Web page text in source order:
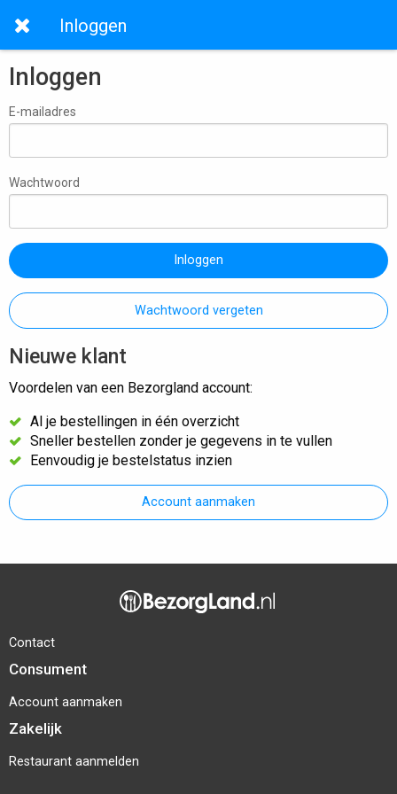
Inloggen
Inloggen
E-mailadres
Wachtwoord
Inloggen
Wachtwoord vergeten
Nieuwe klant
Voordelen van een Bezorgland account:
Al je bestellingen in één overzicht
Sneller bestellen zonder je gegevens in te vullen
Eenvoudig je bestelstatus inzien
Account aanmaken
Contact
Consument
Account aanmaken
Zakelijk
Restaurant aanmelden